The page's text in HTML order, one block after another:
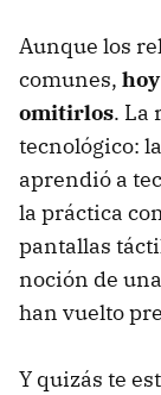
Aunque los
comunes,
omitirlos. La
tecnológico:
aprendió a
la práctica
pantallas
noción de una
han vuelto
Y quizás te